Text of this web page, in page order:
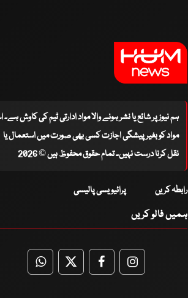
ہم نیوز پر شائع یا نشر ہونے والا مواد ادارتی ٹیم کی کاوش
مواد کو بغیر پیشگی اجازت کسی بھی صورت میں استعمال یا
نقل کرنا درست نہیں۔ تمام حقوق محفوظ ہیں © 2026
رابطہ کریں پرائیویسی پالیسی
ہمیں فالو کریں
WhatsApp
TwitterFacebookFacebook